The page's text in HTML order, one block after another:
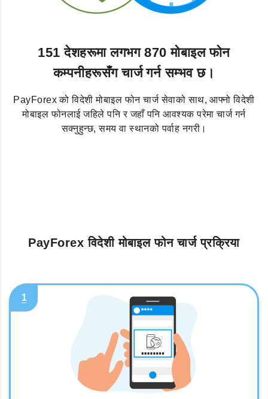
151 देशहरूमा लगभग 870 मोबाइल फोन
कम्पनीहरूसँग चार्ज गर्न सम्भव छ।
PayForex को विदेशी मोबाइल फोन चार्ज सेवाको साथ, आफ्नो विदेशी
मोबाइल फोनलाई जहिले पनि र जहाँ पनि आवश्यक परेमा चार्ज गर्न
सक्नुहुन्छ, समय वा स्थानको पर्वाह नगरी।
PayForex विदेशी मोबाइल फोन चार्ज प्रक्रिया
1